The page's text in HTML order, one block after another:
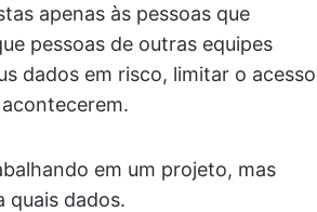
apenas às pessoas que
pessoas de outras equipes
dados em risco, limitar o acesso
em um projeto, mas
quais dados.